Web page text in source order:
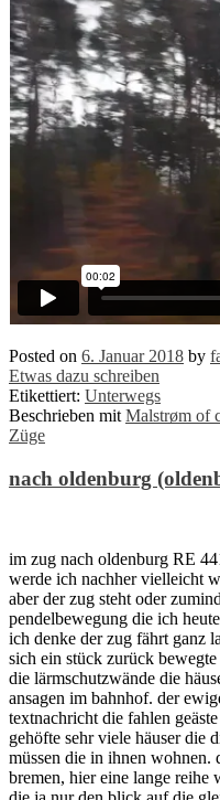
Posted on 6. Januar 2018 by
Etwas dazu schreiben
Etikettiert: Unterwegs
Beschrieben mit Malstrøm of
Züge
nach oldenburg
im zug nach oldenburg RE
werde ich nachher vielleicht
aber der zug steht oder
pendelbewegung die ich
ich denke der zug fährt ganz
sich ein stück zurück
die lärmschutzwände die
ansagen im bahnhof. der
textnachricht die fahlen
gehöfte sehr viele häuser die
müssen die in ihnen wohnen.
bremen, hier eine lange reihe